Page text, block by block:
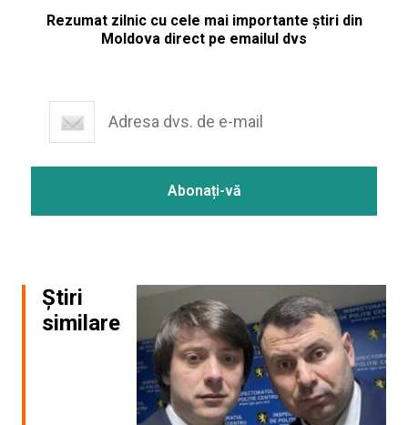
Rezumat zilnic cu cele mai importante știri din
Moldova direct pe emailul dvs
Știri
similare